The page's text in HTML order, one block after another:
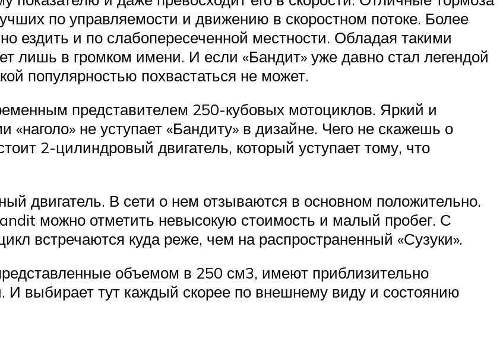
по управляемости и движению в скоростном потоке. Более
ездить и по слабопересеченной местности. Обладая такими
лишь в громком имени. И если «Бандит» уже давно стал легендой
популярностью похвастаться не может.
представителем 250-кубовых мотоциклов. Яркий и
не уступает «Бандиту» в дизайне. Чего не скажешь о
2-цилиндровый двигатель, который уступает тому, что
двигатель. В сети о нем отзываются в основном положительно.
можно отметить невысокую стоимость и малый пробег. С
встречаются куда реже, чем на распространенный «Сузуки».
объемом в 250 см3, имеют приблизительно
И выбирает тут каждый скорее по внешнему виду и состоянию